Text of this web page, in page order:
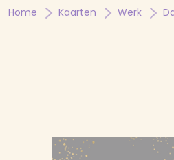
Home Kaarten Werk